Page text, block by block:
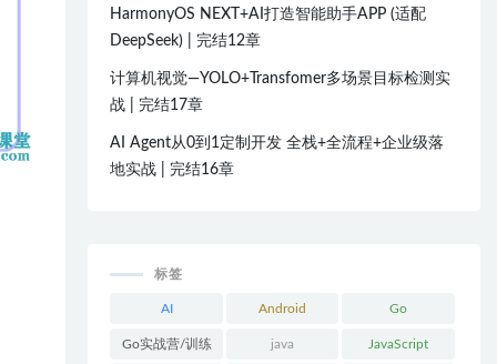
HarmonyOS NEXT+AI打造智能助手APP (适配
DeepSeek) | 完结12章
计算机视觉—YOLO+Transfomer多场景目标检测实
战 | 完结17章
AI Agent从0到1定制开发 全栈+全流程+企业级落
地实战 | 完结16章
标签
AI Android Go
Go实战营/训练 java JavaScript